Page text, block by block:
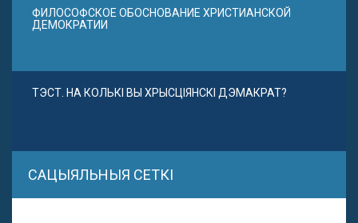
ФИЛОСОФСКОЕ ОБОСНОВАНИЕ ХРИСТИАНСКОЙ
ДЕМОКРАТИИ
ТЭСТ. НА КОЛЬКІ ВЫ ХРЫСЦІЯНСКІ ДЭМАКРАТ?
САЦЫЯЛЬНЫЯ СЕТКІ